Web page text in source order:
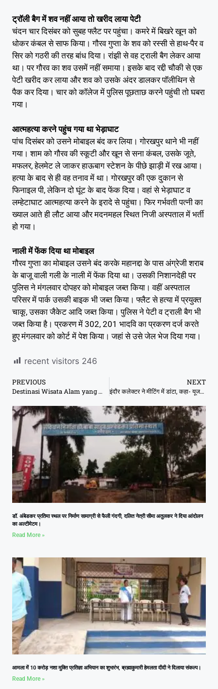
ट्रॉली बैग में शव नहीं आया तो खरीद लाया पेटी
चंदन चार दिसंबर को सुबह फ्लैट पर पहुंचा। कमरे में बिखरे खून को
धोकर कंबल से साफ किया। गौरव गुप्ता के शव को रस्सी से हाथ-पैर व
सिर को गठरी की तरह बांध दिया। रांझी से वह ट्राली बैग लेकर आया
था। पर गौरव का शव उसमें नहीं समाया। इसके बाद रद्दी चौकी से एक
पेटी खरीद कर लाया और शव को उसके अंदर डालकर पॉलीथिन से
पैक कर दिया। चार को कॉलेज में पुलिस पूछताछ करने पहुंची तो घबरा
गया।
आत्महत्या करने पहुंच गया था भेड़ाघाट
पांच दिसंबर को उसने मोबाइल बंद कर लिया। गोरखपुर थाने भी नहीं
गया। शाम को गौरव की स्कूटी और खून से सना कंबल, उसके जूते,
मफलर, हेलमेट ले जाकर हाऊबाग स्टेशन के पीछे झाड़ी में रख आया।
हत्या के बाद से ही वह तनाव में था। गोरखपुर की एक दुकान से
फिनाइल पी, लेकिन दो घूंट के बाद फेंक दिया। वहां से भेड़ाघाट व
लम्हेटाघाट आत्महत्या करने के इरादे से पहुंचा। फिर गर्भवती पत्नी का
ख्याल आते ही लौट आया और मदनमहल स्थित निजी अस्पताल में भर्ती
हो गया।
नाली में फेंक दिया था मोबाइल
गौरव गुप्ता का मोबाइल उसने बंद करके महानद्दा के पास अंग्रेजी शराब
के बाजू वाली गली के नाली में फेंक दिया था। उसकी निशानदेही पर
पुलिस ने मंगलवार दोपहर को मोबाइल जब्त किया। वहीं अस्पताल
परिसर में पार्क उसकी बाइक भी जब्त किया। फ्लैट से हत्या में प्रयुक्त
चाकू, उसका जैकेट आदि जब्त किया। पुलिस ने पेटी व ट्राली बैग भी
जब्त किया है। प्रकरण में 302, 201 भादवि का प्रकरण दर्ज करते
हुए मंगलवार को कोर्ट में पेश किया। जहां से उसे जेल भेज दिया गया।
recent visitors 246
PREVIOUS
Destinasi Wisata Alam yang Menawarkan Relaksasi dan Kedamaian Jiwa
NEXT
इंदौर कलेक्टर ने मीटिंग में डांटा, कहा- यूजलेस तो रोने लगे सीएमएचओ
डॉ. अंबेडकर प्रतिमा स्थल पर निर्माण सामाग्री से फैली गंदगी, दलित नेत्री सीमा अतुलकर ने दिया आंदोलन
का अल्टीमेटम।
Read More »
आमला में 10 करोड़ नशा मुक्ति प्रतिज्ञा अभियान का शुभारंभ, ब्रह्माकुमारी हेमलता दीदी ने दिलाया संकल्प।
Read More »